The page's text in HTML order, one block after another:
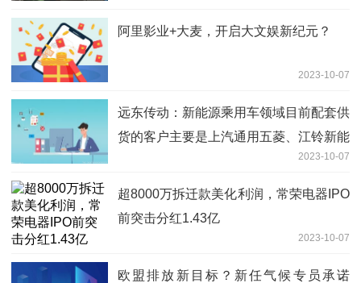
阿里影业+大麦，开启大文娱新纪元？
2023-10-07
远东传动：新能源乘用车领域目前配套供
货的客户主要是上汽通用五菱、江铃新能
2023-10-07
超8000万拆迁款美化利润，常荣电器IPO
前突击分红1.43亿
2023-10-07
欧盟排放新目标？新任气候专员承诺